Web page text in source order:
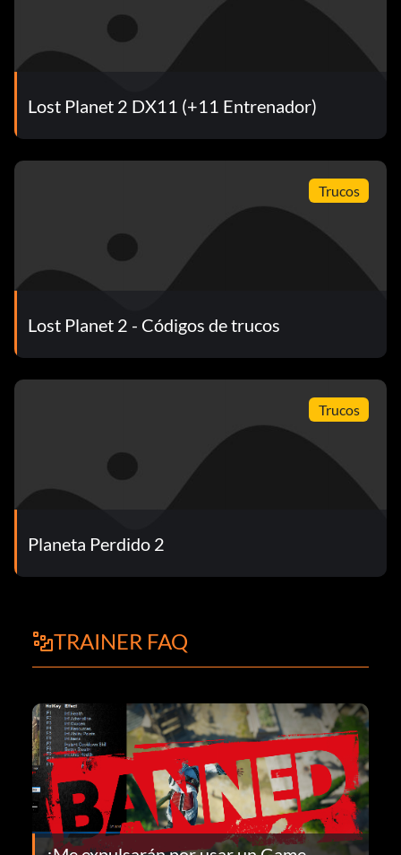
Lost Planet 2 DX11 (+11 Entrenador)
Trucos
Lost Planet 2 - Códigos de trucos
Trucos
Planeta Perdido 2
TRAINER FAQ